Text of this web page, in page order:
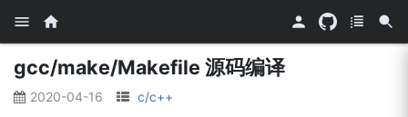
gcc/make/Makefile 源码编译
2020-04-16 c/c++